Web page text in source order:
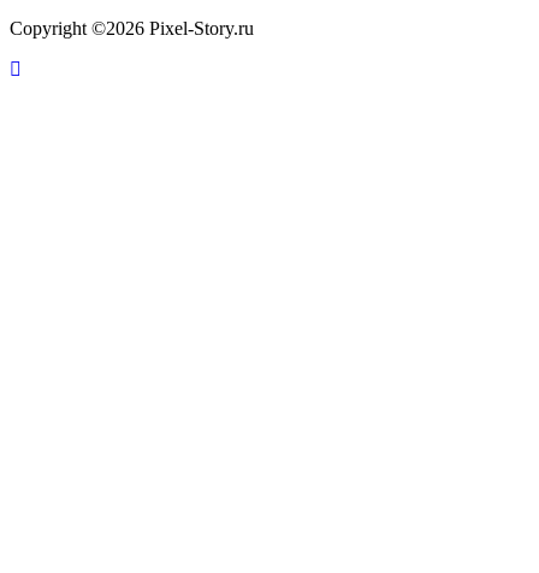
Copyright ©2026 Pixel-Story.ru